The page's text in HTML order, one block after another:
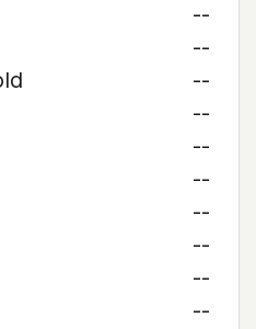
--
--
--
--
--
--
--
--
--
--